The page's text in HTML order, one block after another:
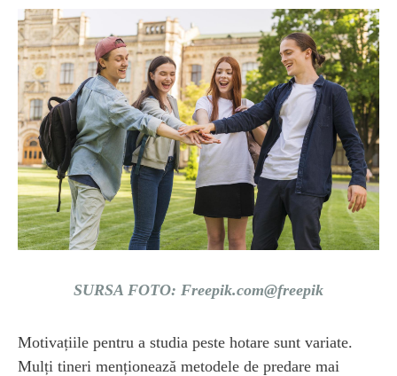
SURSA FOTO: Freepik.com@freepik
Motivațiile pentru a studia peste hotare sunt variate.
Mulți tineri menționează metodele de predare mai